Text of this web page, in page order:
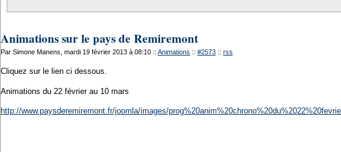
Animations sur le pays de Remiremont
Par Simone Manens, mardi 19 février 2013 à 08:10 :: Animations :: #2573 :: rss
Cliquez sur le lien ci dessous.
Animations du 22 février au 10 mars
http://www.paysderemiremont.fr/joomla/images/